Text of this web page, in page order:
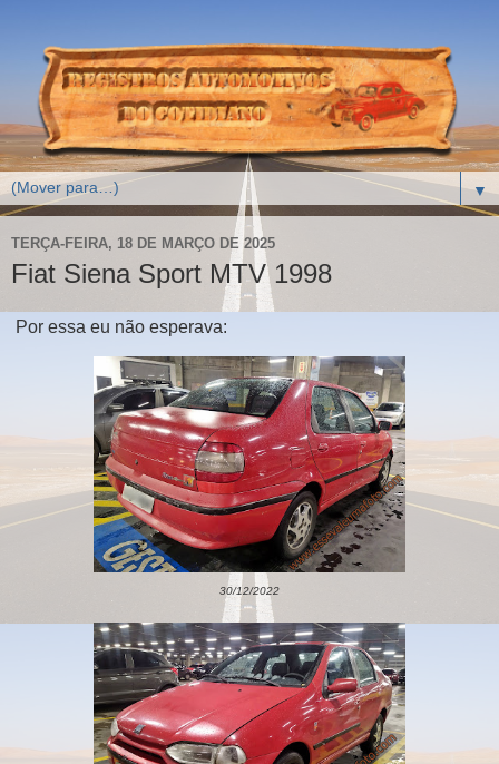
▼
TERÇA-FEIRA, 18 DE MARÇO DE 2025
Fiat Siena Sport MTV 1998
Por essa eu não esperava:
30/12/2022